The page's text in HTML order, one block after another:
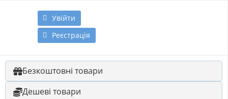
Увійти
Реєстрація
Безкоштовні товари
Дешеві товари